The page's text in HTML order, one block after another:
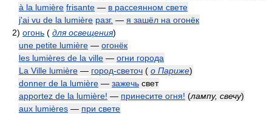
à la lumière frisante — в рассеянном свете
j'ai vu de la lumière разг. — я зашёл на огонёк
2) огонь ( для освещения)
une petite lumière — огонёк
les lumières de la ville — огни города
La Ville lumière — город-светоч ( о Париже)
donner de la lumière — зажечь свет
apportez de la lumière! — принесите огня! (лампу, свечу)
aux lumières — при свете